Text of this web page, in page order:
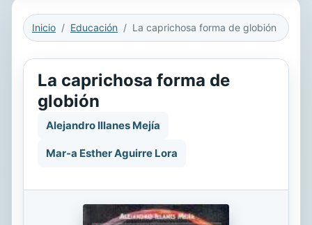
Inicio Educación La caprichosa forma de globión
La caprichosa forma de
globión
Alejandro Illanes Mejía
Mar-a Esther Aguirre Lora